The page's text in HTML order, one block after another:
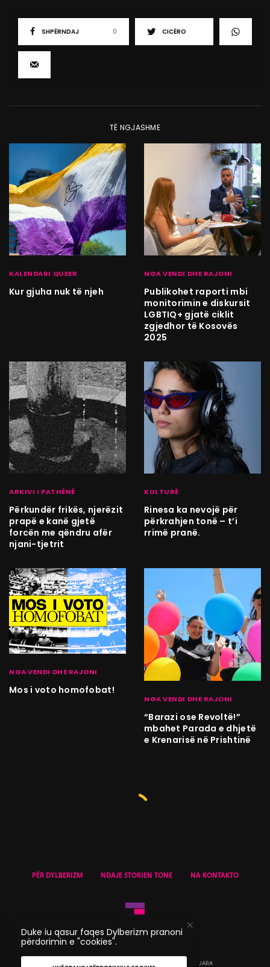
SHPËRNDAJ 0 CICËRO
TË NGJASHME
KALENDARI QUEER
Kur gjuha nuk të njeh
NGA VENDI DHE RAJONI
Publikohet raporti mbi
monitorimin e diskursit
LGBTIQ+ gjatë ciklit
zgjedhor të Kosovës
2025
ARKIVI I PATHËNË
Përkundër frikës, njerëzit
prapë e kanë gjetë
forcën me qëndru afër
njani-tjetrit
KULTURË
Rinesa ka nevojë për
përkrahjen tonë – t’i
rrimë pranë.
NGA VENDI DHE RAJONI
Mos i voto homofobat!
NGA VENDI DHE RAJONI
“Barazi ose Revoltë!”
mbahet Parada e dhjetë
e Krenarisë në Prishtinë
PËR DYLBERIZM NDAJE STORIEN TONE NA KONTAKTO
© 2020 DYLBERIZM - TË GJITHA TË DREJTAT E REZERVUARA
Duke iu qasur faqes Dylberizm pranoni
përdorimin e "cookies".